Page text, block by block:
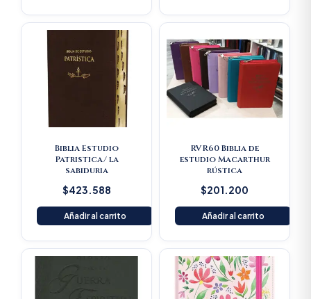
Biblia Estudio
Patristica/ la
sabiduria
$423.588
Añadir al carrito
RVR60 Biblia de
estudio Macarthur
rústica
$201.200
Añadir al carrito
Original
$314.900.
Current
$265.900.
Original
price
was:
$189.200.
Current
price